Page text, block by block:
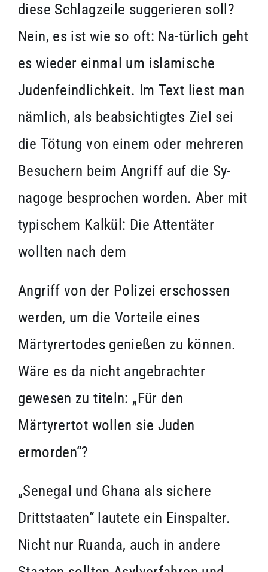
diese Schlagzeile suggerieren soll?
Nein, es ist wie so oft: Na-türlich geht
es wieder einmal um islamische
Judenfeindlichkeit. Im Text liest man
nämlich, als beabsichtigtes Ziel sei
die Tötung von einem oder mehreren
Besuchern beim Angriff auf die Sy-
nagoge besprochen worden. Aber mit
typischem Kalkül: Die Attentäter
wollten nach dem
Angriff von der Polizei erschossen
werden, um die Vorteile eines
Märtyrertodes genießen zu können.
Wäre es da nicht angebrachter
gewesen zu titeln: „Für den
Märtyrertot wollen sie Juden
ermorden“?
„Senegal und Ghana als sichere
Drittstaaten“ lautete ein Einspalter.
Nicht nur Ruanda, auch in andere